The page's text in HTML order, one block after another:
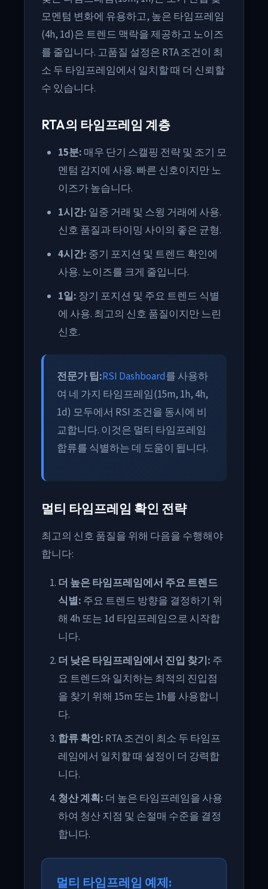
모멘텀 변화에 유용하고, 높은 타임프레임
(4h, 1d)은 트렌드 맥락을 제공하고 노이즈
를 줄입니다. 고품질 설정은 RTA 조건이 최
소 두 타임프레임에서 일치할 때 더 신뢰할
수 있습니다.
RTA의 타임프레임 계층
15분: 매우 단기 스캘핑 전략 및 조기 모
멘텀 감지에 사용. 빠른 신호이지만 노
이즈가 높습니다.
1시간: 일중 거래 및 스윙 거래에 사용.
신호 품질과 타이밍 사이의 좋은 균형.
4시간: 중기 포지션 및 트렌드 확인에
사용. 노이즈를 크게 줄입니다.
1일: 장기 포지션 및 주요 트렌드 식별
에 사용. 최고의 신호 품질이지만 느린
신호.
전문가 팁:RSI Dashboard를 사용하
여 네 가지 타임프레임(15m, 1h, 4h,
1d) 모두에서 RSI 조건을 동시에 비
교합니다. 이것은 멀티 타임프레임
합류를 식별하는 데 도움이 됩니다.
멀티 타임프레임 확인 전략
최고의 신호 품질을 위해 다음을 수행해야
합니다:
더 높은 타임프레임에서 주요 트렌드
식별: 주요 트렌드 방향을 결정하기 위
해 4h 또는 1d 타임프레임으로 시작합
니다.
더 낮은 타임프레임에서 진입 찾기: 주
요 트렌드와 일치하는 최적의 진입점
을 찾기 위해 15m 또는 1h를 사용합니
다.
합류 확인: RTA 조건이 최소 두 타임프
레임에서 일치할 때 설정이 더 강력합
니다.
청산 계획: 더 높은 타임프레임을 사용
하여 청산 지점 및 손절매 수준을 결정
합니다.
멀티 타임프레임 예제: